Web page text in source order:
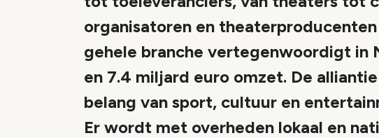
organisatoren en
gehele branche vertegenwoordigt in
en 7.4 miljard euro omzet. De
belang van sport, cultuur en
Er wordt met overheden lokaal en